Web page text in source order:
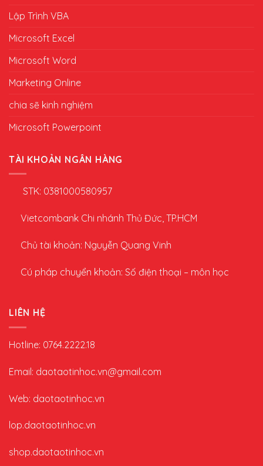
Lập Trình VBA
Microsoft Excel
Microsoft Word
Marketing Online
chia sẽ kinh nghiệm
Microsoft Powerpoint
TÀI KHOẢN NGÂN HÀNG
STK: 0381000580957
Vietcombank Chi nhánh Thủ Đức, TP.HCM
Chủ tài khoản: Nguyễn Quang Vinh
Cú pháp chuyển khoản: Số điện thoại – môn học
LIÊN HỆ
Hotline: 0764.2222.18
Email: daotaotinhoc.vn@gmail.com
Web: daotaotinhoc.vn
lop.daotaotinhoc.vn
shop.daotaotinhoc.vn